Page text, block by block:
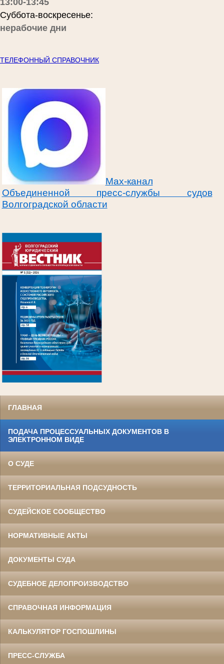
13:00-13:45
Суббота-воскресенье:
нерабочие дни
ТЕЛЕФОННЫЙ СПРАВОЧНИК
Max-канал
Объединенной пресс-службы судов
Волгоградской области
ГЛАВНАЯ
ПОДАЧА ПРОЦЕССУАЛЬНЫХ ДОКУМЕНТОВ В
ЭЛЕКТРОННОМ ВИДЕ
О СУДЕ
ТЕРРИТОРИАЛЬНАЯ ПОДСУДНОСТЬ
СУДЕЙСКОЕ СООБЩЕСТВО
НОРМАТИВНЫЕ АКТЫ
ДОКУМЕНТЫ СУДА
СУДЕБНОЕ ДЕЛОПРОИЗВОДСТВО
СПРАВОЧНАЯ ИНФОРМАЦИЯ
КАЛЬКУЛЯТОР ГОСПОШЛИНЫ
ПРЕСС-СЛУЖБА